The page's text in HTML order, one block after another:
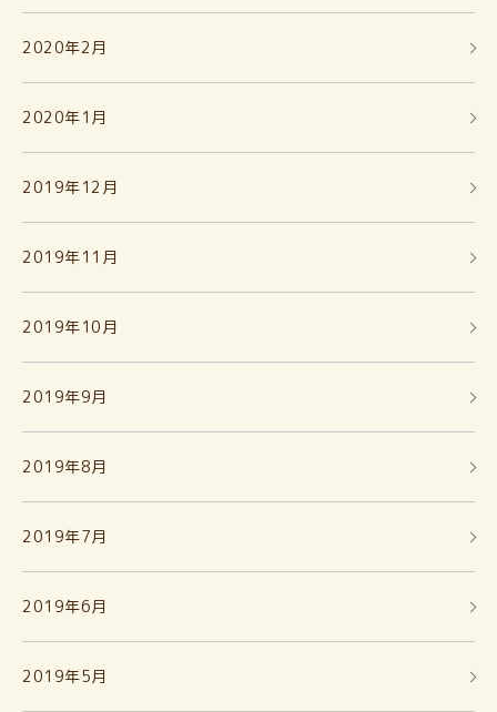
2020年2月
2020年1月
2019年12月
2019年11月
2019年10月
2019年9月
2019年8月
2019年7月
2019年6月
2019年5月